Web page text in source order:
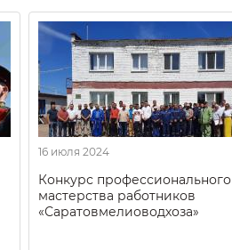
16 июля 2024
Конкурс профессионального
мастерства работников
«Саратовмелиоводхоза»